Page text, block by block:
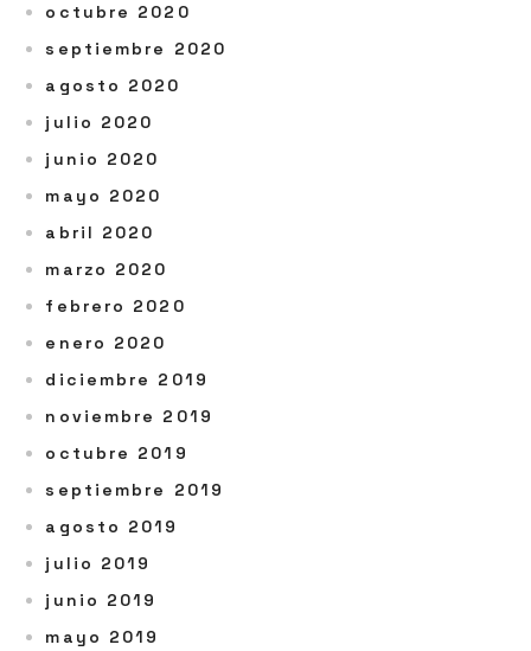
octubre 2020
septiembre 2020
agosto 2020
julio 2020
junio 2020
mayo 2020
abril 2020
marzo 2020
febrero 2020
enero 2020
diciembre 2019
noviembre 2019
octubre 2019
septiembre 2019
agosto 2019
julio 2019
junio 2019
mayo 2019